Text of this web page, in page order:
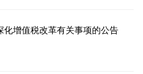
增值税改革有关事项的公告